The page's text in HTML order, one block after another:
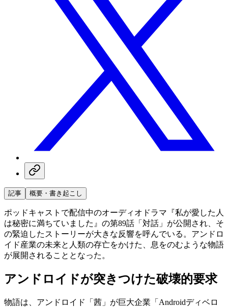
記事 概要・書き起こし
ポッドキャストで配信中のオーディオドラマ『私が愛した人
は秘密に満ちていました』の第89話「対話」が公開され、そ
の緊迫したストーリーが大きな反響を呼んでいる。アンドロ
イド産業の未来と人類の存亡をかけた、息をのむような物語
が展開されることとなった。
アンドロイドが突きつけた破壊的要求
物語は、アンドロイド「茜」が巨大企業「Androidディベロ